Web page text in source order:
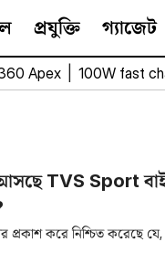
প্রযুক্তি গ্যাজেট
Apex 100W fast
TVS Sport
প্রকাশ করে নিশ্চিত করেছে যে,